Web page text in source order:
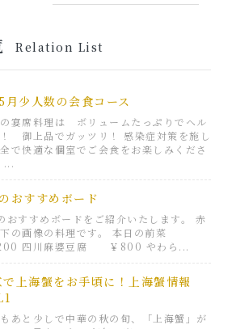
Relation List
月少人数の会食コース
宴席料理は ボリュームたっぷりでヘル
御上品でガッツリ！ 感染症対策を施し
で快適な個室でご会食をお楽しみくださ
...
おすすめボード
おすすめボードをご紹介いたします。 赤
下の画像の料理です。 本日の前菜
四川麻婆豆腐 ￥800 やわら...
で上海蟹をお手頃に！上海蟹情報
あと少しで中華の秋の旬、「上海蟹」が